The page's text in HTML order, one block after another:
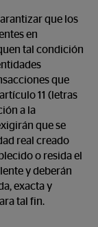
que los
en
tal condición
que
11 (letras
a la
que se
real creado
o resida el
y deberán
exacta y
tal fin.